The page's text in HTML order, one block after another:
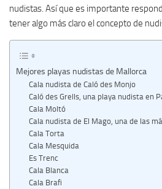
nudistas. Así que es importante
tener algo más claro el concepto de
Mejores playas nudistas de Mallorca
Cala nudista de Caló des Monjo
Caló des Grells, una playa nudista en
Cala Moltó
Cala nudista de El Mago, una de las
Cala Torta
Cala Mesquida
Es Trenc
Cala Blanca
Cala Brafi